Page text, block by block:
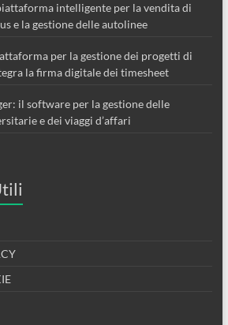
intelligente per la vendita di
e la gestione delle autolinee
per la gestione dei progetti di
la firma digitale dei timesheet
il software per la gestione delle
e dei viaggi d’affari